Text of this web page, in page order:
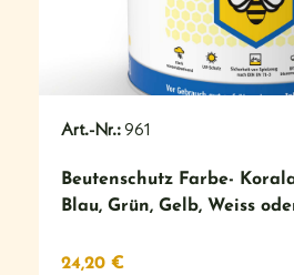
Art.-Nr.:961
Beutenschutz Farbe-
Blau, Grün, Gelb, Weiss
24,20 €